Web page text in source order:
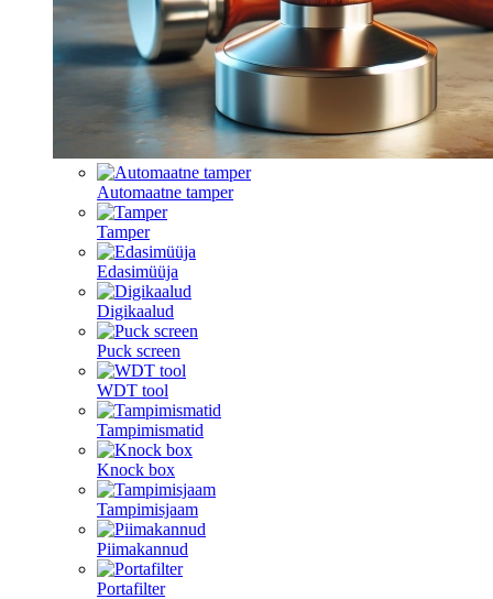
Automaatne tamper
Tamper
Edasimüüja
Digikaalud
Puck screen
WDT tool
Tampimismatid
Knock box
Tampimisjaam
Piimakannud
Portafilter